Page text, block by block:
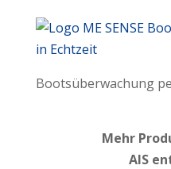
Bootsüberwachung
Mehr
AIS